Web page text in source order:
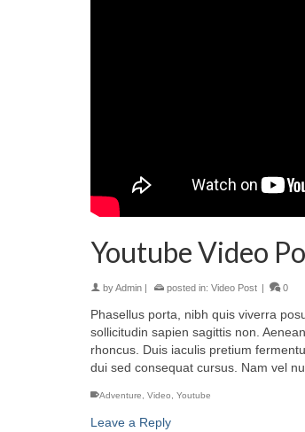
Youtube Video
byAdmin | posted in: Video Post | 0
Phasellus porta, nibh quis viverra
sollicitudin sapien sagittis non.
rhoncus. Duis iaculis pretium
dui sed consequat cursus. Nam vel
Adventure Video Youtube
Leave a Reply